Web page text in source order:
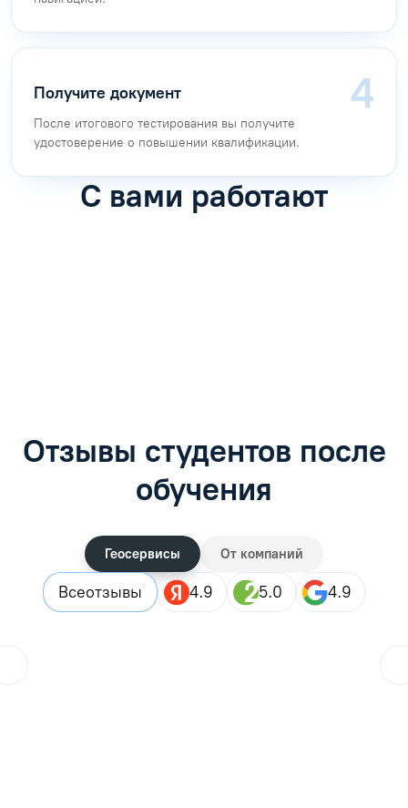
Получите документ
После итогового тестирования вы получите
удостоверение о повышении квалификации.
С вами работают
Отзывы студентов после
обучения
Геосервисы От компаний
Всеотзывы 4.9 5.0 4.9